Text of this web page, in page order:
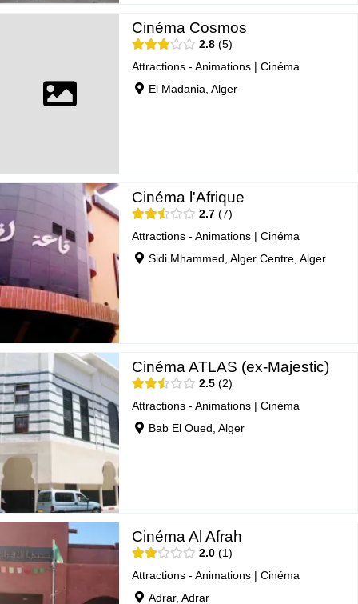
Cinéma Cosmos
2.8 5
Attractions - Animations |Cinéma
El Madania, Alger
Cinéma l'Afrique
2.7 7
Attractions - Animations |Cinéma
Sidi Mhammed, Alger Centre, Alger
Cinéma ATLAS (ex-Majestic)
2.5
2
Attractions - Animations |Cinéma
Bab El Oued, Alger
Cinéma Al Afrah
2.0
1
Attractions - Animations |Cinéma
Adrar, Adrar